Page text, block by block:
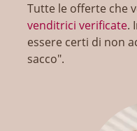
Tutte le offerte che
venditrici verificate.
essere certi di non
sacco".